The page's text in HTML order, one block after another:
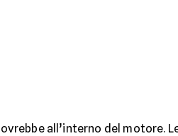
all’interno del motore.